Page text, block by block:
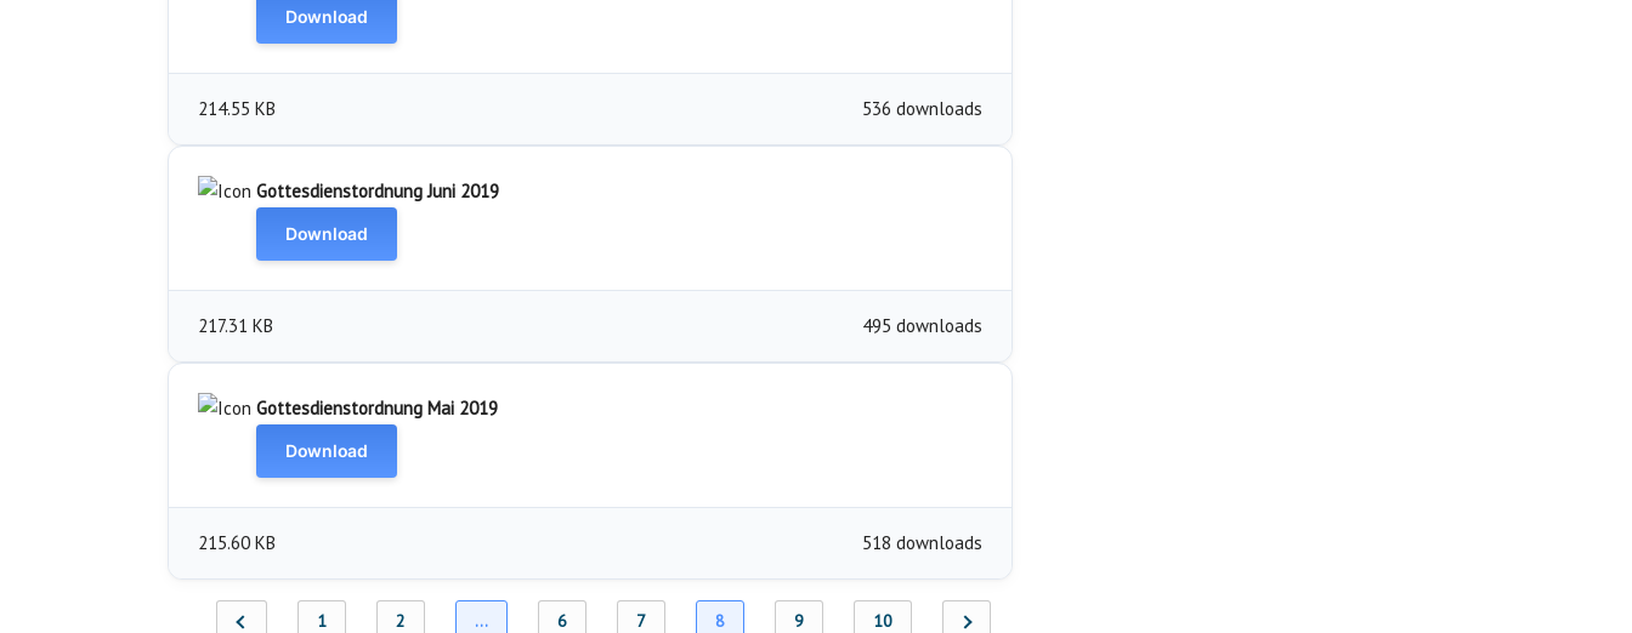
Download
536 downloads
214.55 KB
Gottesdienstordnung Juni 2019
Download
495 downloads
217.31 KB
Gottesdienstordnung Mai 2019
Download
518 downloads
215.60 KB
1 2 … 6 7 8 9 10